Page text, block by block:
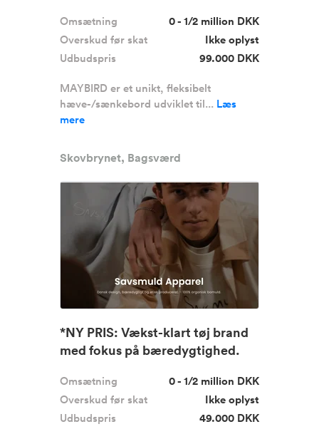
Omsætning
0 - 1/2 million DKK
Overskud før skat
Ikke oplyst
Udbudspris
99.000 DKK
MAYBIRD er et unikt, fleksibelt
hæve-/sænkebord udviklet til... Læs
mere
Skovbrynet, Bagsværd
*NY PRIS: Vækst-klart tøj brand
med fokus på bæredygtighed.
Omsætning
0 - 1/2 million DKK
Overskud før skat
Ikke oplyst
Udbudspris
49.000 DKK